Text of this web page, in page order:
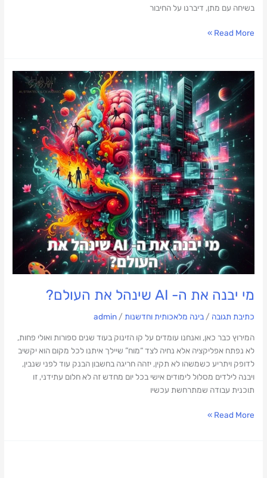
בשיחה עם מתן, דיברנו על החיבור
Read More »
מי יבנה את ה- AI שינהל את העולם?
כתיבת תגובה /בינה מלאכותית וחדשנות /
admin
המירוץ כבר כאן, ואנחנו עומדים על קו הזינוק בעוד שנים ספורות ואולי פחות,
לא נפתח אפליקציה אלא נחיה לצד “מוח” שיילך איתנו לכל מקום הוא יקשיב
לדופק ויתריע כשמשהו לא תקין, יזהה חריגה בחשבון הבנק עוד לפני שנבין,
ויבנה לילדים מסלול לימודים אישי בכל יום מחדש זה לא חלום עתידני, זו
תוכנית עבודה שמתרחשת עכשיו
יבנה
ה-
שינהל
העולם?
Read More »